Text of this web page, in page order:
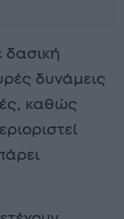
δασική
δυνάμεις
καθώς